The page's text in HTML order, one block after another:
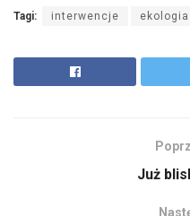
Tagi: interwencje ekologia
Już